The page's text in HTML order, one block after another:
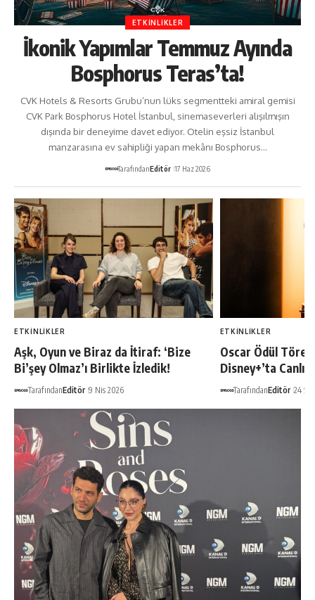
ETKINLIKLER
İkonik Yapımlar Temmuz Ayında
Bosphorus Teras’ta!
​CVK Hotels & Resorts Grubu’nun lüks segmentteki amiral gemisi
CVK Park Bosphorus Hotel İstanbul, sinemaseverleri alışılmışın
dışında bir deneyime davet ediyor. Otelin eşsiz İstanbul
manzarasına ev sahipliği yapan mekânı Bosphorus…
TarafındanEditör 17 Haz 2026
ETKINLIKLER
Aşk, Oyun ve Biraz da İtiraf: ‘Bize
Bi’şey Olmaz’ı Birlikte İzledik!
TarafındanEditör 9 Nis 2026
ETKINLIKLER
Oscar Ödül
Disney+’ta Canlı
TarafındanEditör 24